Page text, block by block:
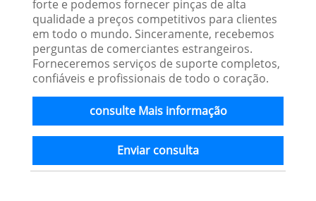
forte e podemos fornecer pinças de alta
qualidade a preços competitivos para clientes
em todo o mundo. Sinceramente, recebemos
perguntas de comerciantes estrangeiros.
Forneceremos serviços de suporte completos,
confiáveis ​​e profissionais de todo o coração.
consulte Mais informação
Enviar consulta